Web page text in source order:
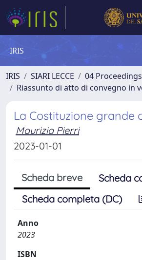
IRIS
IRIS SIARI LECCE
04
Riassunto di atto di convegno in
La Costituzione grande
Maurizia Pierri
2023-01-01
Scheda breve
Scheda
Scheda completa (DC)
Anno
2023
ISBN